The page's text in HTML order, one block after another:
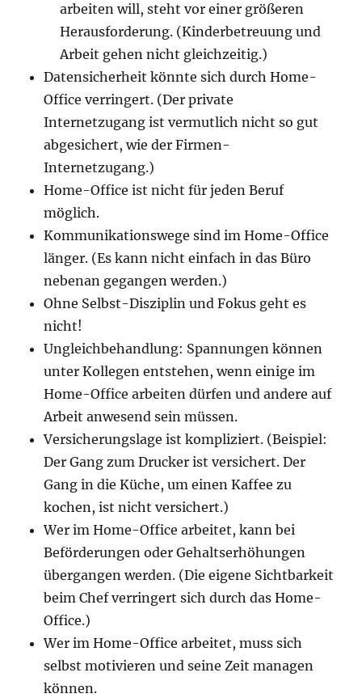
arbeiten will, steht vor einer größeren
Herausforderung. (Kinderbetreuung und
Arbeit gehen nicht gleichzeitig.)
Datensicherheit könnte sich durch Home-
Office verringert. (Der private
Internetzugang ist vermutlich nicht so gut
abgesichert, wie der Firmen-
Internetzugang.)
Home-Office ist nicht für jeden Beruf
möglich.
Kommunikationswege sind im Home-Office
länger. (Es kann nicht einfach in das Büro
nebenan gegangen werden.)
Ohne Selbst-Disziplin und Fokus geht es
nicht!
Ungleichbehandlung: Spannungen können
unter Kollegen entstehen, wenn einige im
Home-Office arbeiten dürfen und andere auf
Arbeit anwesend sein müssen.
Versicherungslage ist kompliziert. (Beispiel:
Der Gang zum Drucker ist versichert. Der
Gang in die Küche, um einen Kaffee zu
kochen, ist nicht versichert.)
Wer im Home-Office arbeitet, kann bei
Beförderungen oder Gehaltserhöhungen
übergangen werden. (Die eigene Sichtbarkeit
beim Chef verringert sich durch das Home-
Office.)
Wer im Home-Office arbeitet, muss sich
selbst motivieren und seine Zeit managen
können.